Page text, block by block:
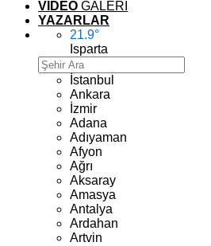
VİDEO GALERİ
YAZARLAR
21.9°
Isparta
İstanbul
Ankara
İzmir
Adana
Adıyaman
Afyon
Ağrı
Aksaray
Amasya
Antalya
Ardahan
Artvin